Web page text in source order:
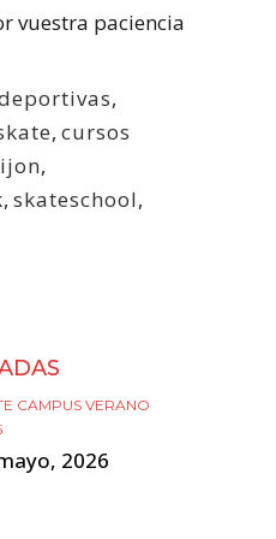
vuestra paciencia
,
, cursos
,
, skateschool,
CAMPUS VERANO
2026